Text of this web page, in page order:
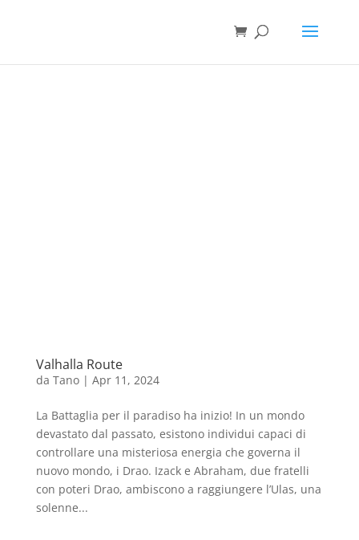
Valhalla Route
da Tano| Apr 11, 2024
La Battaglia per il paradiso ha inizio! In un mondo
devastato dal passato, esistono individui capaci di
controllare una misteriosa energia che governa il
nuovo mondo, i Drao. Izack e Abraham, due fratelli
con poteri Drao, ambiscono a raggiungere l’Ulas, una
solenne...